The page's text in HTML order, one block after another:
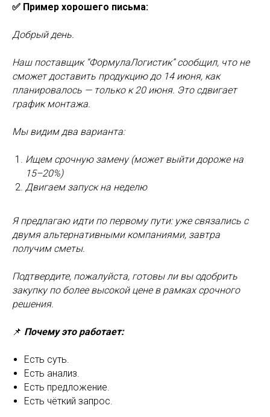
✅ Пример хорошего письма:
Добрый день.
Наш поставщик “ФормулаЛогистик” сообщил, что не
сможет доставить продукцию до 14 июня, как
планировалось — только к 20 июня. Это сдвигает
график монтажа.
Мы видим два варианта:
Ищем срочную замену (может выйти дороже на
15–20%)
Двигаем запуск на неделю
Я предлагаю идти по первому пути: уже связались с
двумя альтернативными компаниями, завтра
получим сметы.
Подтвердите, пожалуйста, готовы ли вы одобрить
закупку по более высокой цене в рамках срочного
решения.
📌 Почему это работает:
Есть суть.
Есть анализ.
Есть предложение.
Есть чёткий запрос.